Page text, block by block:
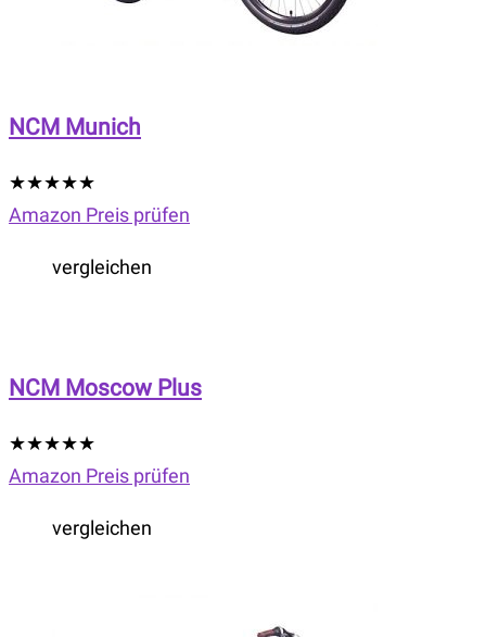
NCM Munich
★★★★★
Amazon Preis prüfen
vergleichen
NCM Moscow Plus
★★★★★
Amazon Preis prüfen
vergleichen